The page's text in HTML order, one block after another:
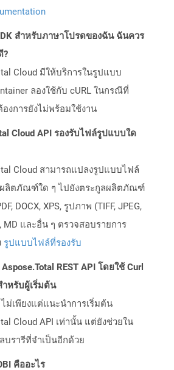
สำหรับภาษาโปรดของฉัน ฉันควร
?
Cloud มีให้บริการในรูปแบบ
ลองใช้กับ cURL ในกรณีที่
งการยังไม่พร้อมใช้งาน
Cloud API รองรับไฟล์รูปแบบใด
Cloud สามารถแปลงรูปแบบไฟล์
ผลิตภัณฑ์ใด ๆ ไปยังตระกูลผลิตภัณฑ์
DOCX, XPS, รูปภาพ (TIFF, JPEG,
MD และอื่น ๆ ตรวจสอบรายการ
รูปแบบไฟล์ที่รองรับ
REST API โดยใช้ Curl
ำหรับผู้เริ่มต้น
ไม่เพียงแต่แนะนำการเริ่มต้น
Cloud API เท่านั้น แต่ยังช่วยใน
บรารีที่จำเป็นอีกด้วย
คืออะไร